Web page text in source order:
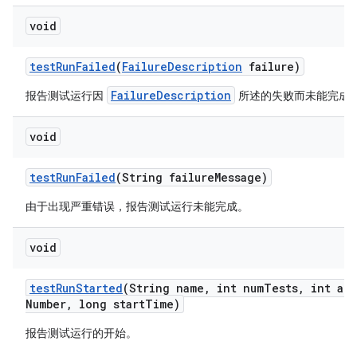
void
testRunFailed(FailureDescription failure)
报告测试运行因 FailureDescription 所述的失败而未能完成
void
testRunFailed(String failureMessage)
由于出现严重错误，报告测试运行未能完成。
void
testRunStarted(String name , int numTests,
int
Number, long startTime)
报告测试运行的开始。